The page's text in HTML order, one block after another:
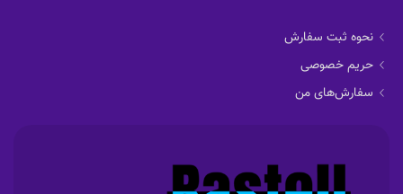
نحوه ثبت سفارش
حریم خصوصی
سفارش‌های من